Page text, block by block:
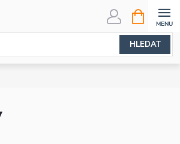
HLEDAT
NÁKUPNÍ
KOŠÍK